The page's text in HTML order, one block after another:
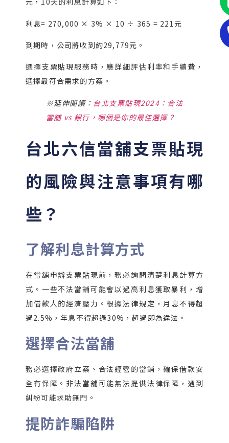
利息= 270,000 × 3% × 10 ÷ 365 = 221元
到期時，公司將收到約29,779元。
選擇支票貼現服務時，應詳細評估利率和手續費，
選擇最符合需求的方案。
※延伸閱讀： 台北支票貼現2024：合法
當舖 vs 銀行，哪個是你的最佳選擇？
台北六信當舖支票貼現
的風險與注意事項有哪
些？
了解利息計算方式
在當舖申辦支票貼現前，務必詢問清楚利息計算方
式。一些不法當舖可能會以過高利息獲取暴利，增
加借款人的經濟壓力。根據法律規定，月息不得超
過2.5%，年息不得超過30%，超過即為違法。
選擇合法當舖
務必選擇政府立案、合法經營的當舖，確保借款安
全有保障。非法當舖可能無法提供法律保障，遇到
糾紛可能求助無門。
提防詐騙陷阱